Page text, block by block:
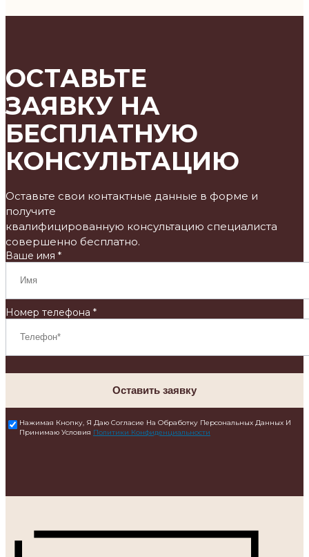
ОСТАВЬТЕ
ЗАЯВКУ НА
БЕСПЛАТНУЮ
КОНСУЛЬТАЦИЮ
Оставьте свои контактные данные в форме и
получите
квалифицированную консультацию специалиста
совершенно бесплатно.
Ваше имя *
Номер телефона *
Оставить заявку
Нажимая Кнопку, Я Даю Согласие На Обработку Персональных Данных И
Принимаю Условия Политики Конфиденциальности